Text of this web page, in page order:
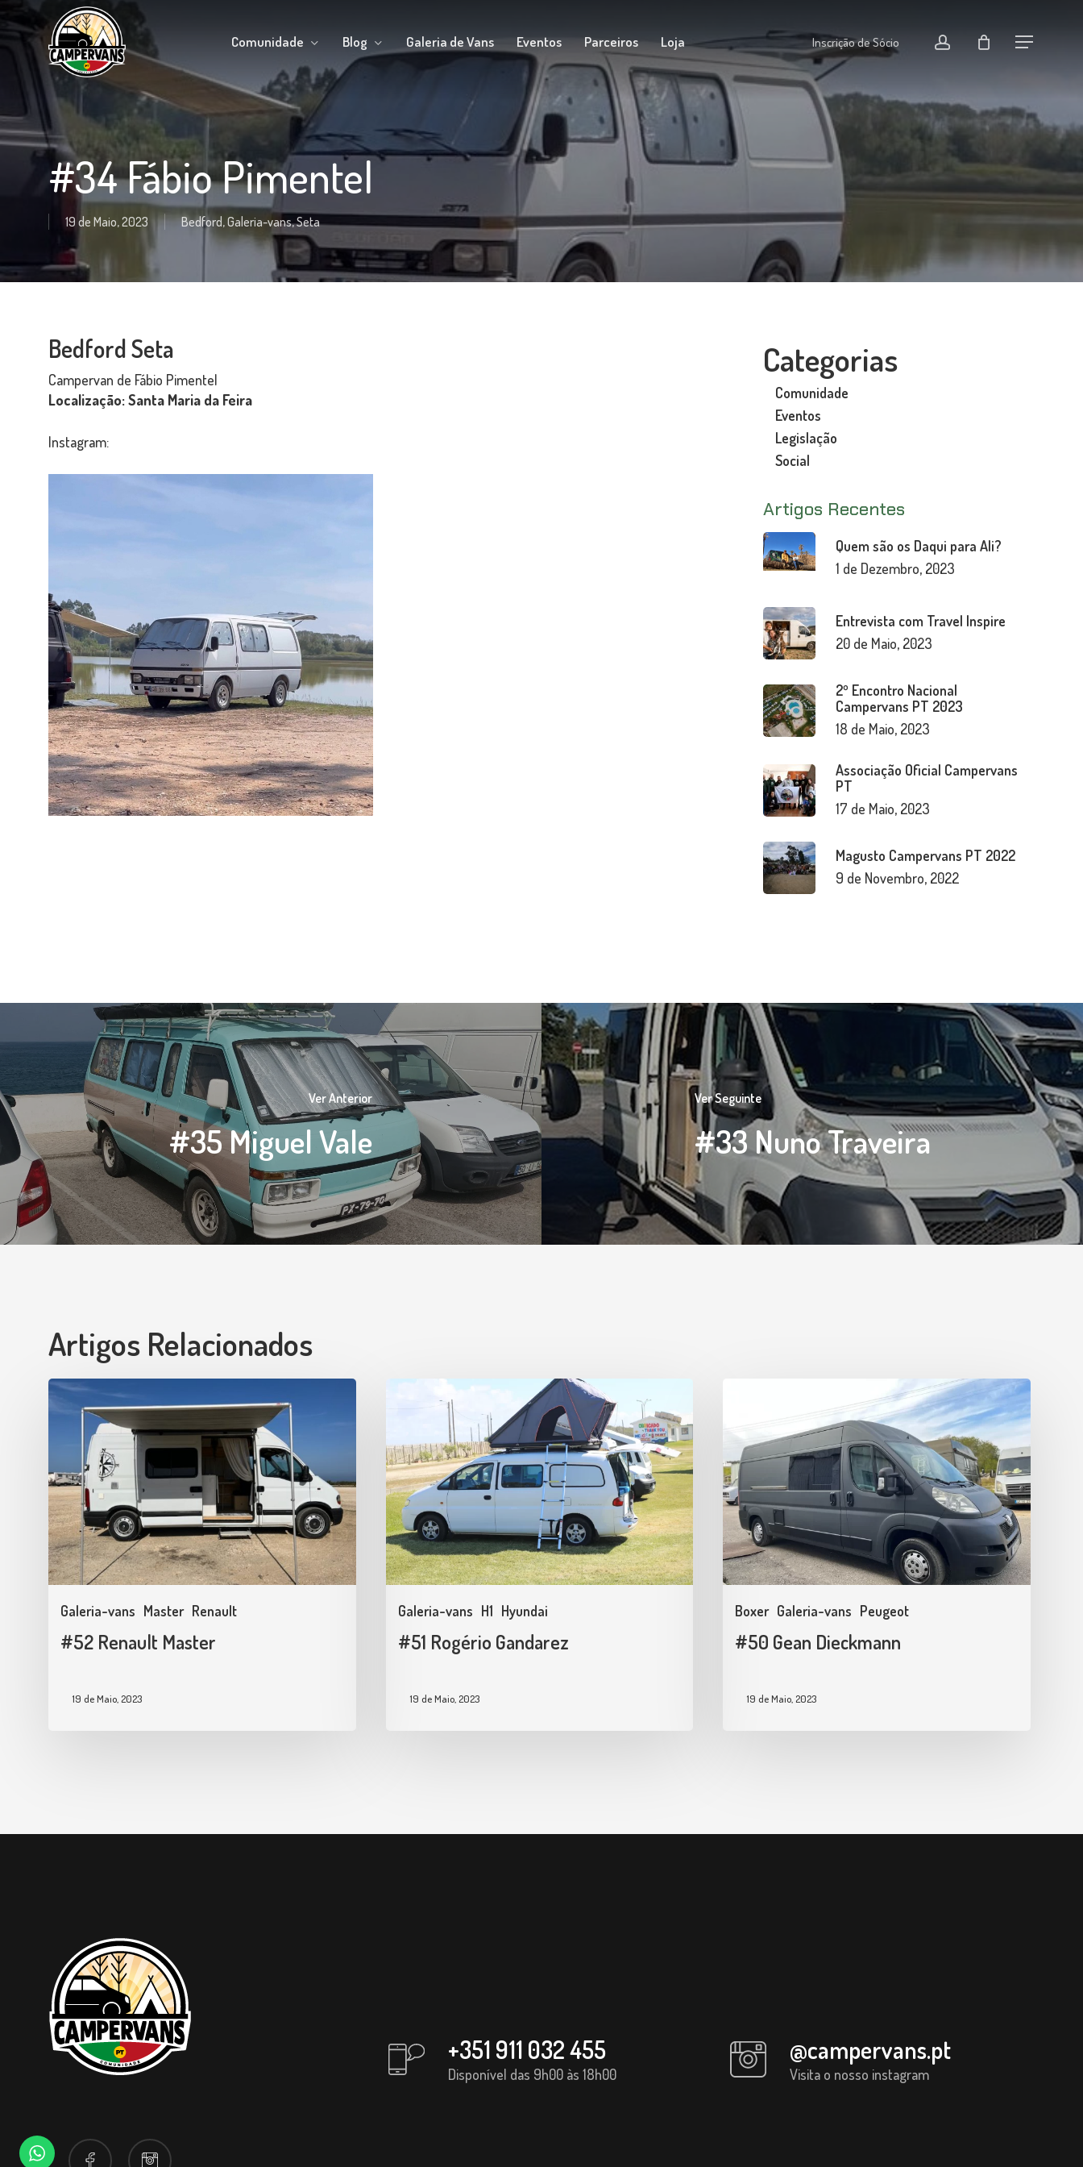
Skip
to
content
Comunidade Blog Galeria de Vans Eventos Parceiros Loja Inscrição de Sócio conta Menu
#34 Fábio Pimentel
19 de Maio, 2023 Bedford,Galeria-vans,Seta
Bedford Seta
Campervan de Fábio Pimentel
Localização: Santa Maria da Feira
Instagram:
-
Santa
Maria
da
Feira
Categorias
Comunidade
Eventos
Legislação
Social
Artigos Recentes
Quem são os Daqui para Ali?
1 de Dezembro, 2023
Entrevista com Travel Inspire
20 de Maio, 2023
2º Encontro Nacional
Campervans PT 2023
18 de Maio, 2023
Associação Oficial Campervans
PT
17 de Maio, 2023
Magusto Campervans PT 2022
9 de Novembro, 2022
Ver Anterior
#35 Miguel Vale
Ver Seguinte
#33 Nuno Traveira
Artigos Relacionados
Galeria-vans Master Renault
#52
Renault
#52 Renault Master
19 de Maio, 2023
Galeria-vans H1 Hyundai
#51
#51 Rogério Gandarez
19 de Maio, 2023
Boxer Galeria-vans Peugeot
#50 Gean Dieckmann
19 de Maio, 2023
+351 911 032 455
Disponível das 9h00 às 18h00
@campervans.pt
Visita o nosso instagram